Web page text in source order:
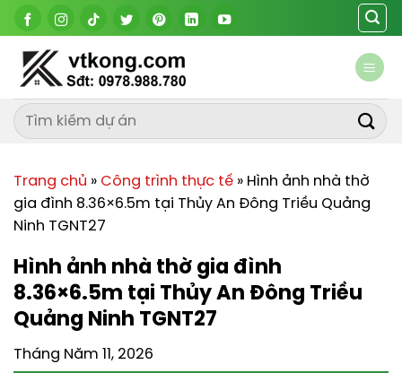
Chuyển
đến
dung
Trang chủ » Công trình thực tế » Hình ảnh nhà thờ
gia đình 8.36×6.5m tại Thủy An Đông Triều Quảng
Ninh TGNT27
Hình ảnh nhà thờ gia đình
8.36×6.5m tại Thủy An Đông Triều
Quảng Ninh TGNT27
Tháng Năm 11, 2026